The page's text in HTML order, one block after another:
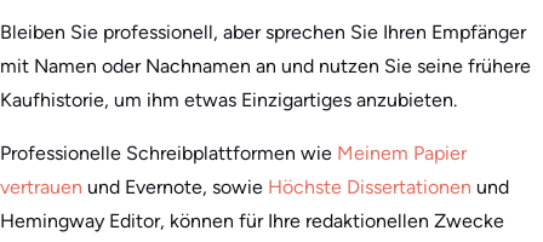
Bleiben Sie professionell, aber sprechen Sie Ihren Empfänger
mit Namen oder Nachnamen an und nutzen Sie seine frühere
Kaufhistorie, um ihm etwas Einzigartiges anzubieten.
Professionelle Schreibplattformen wie Meinem Papier
vertrauen und Evernote, sowie Höchste Dissertationen und
Hemingway Editor, können für Ihre redaktionellen Zwecke